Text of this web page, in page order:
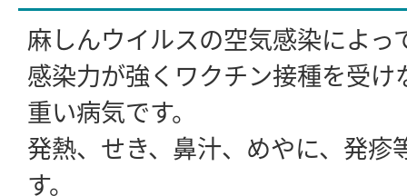
麻しんウイルスの空気感染によっ
感染力が強くワクチン接種を受け
重い病気です。
発熱、せき、鼻汁、めやに、発疹
す。